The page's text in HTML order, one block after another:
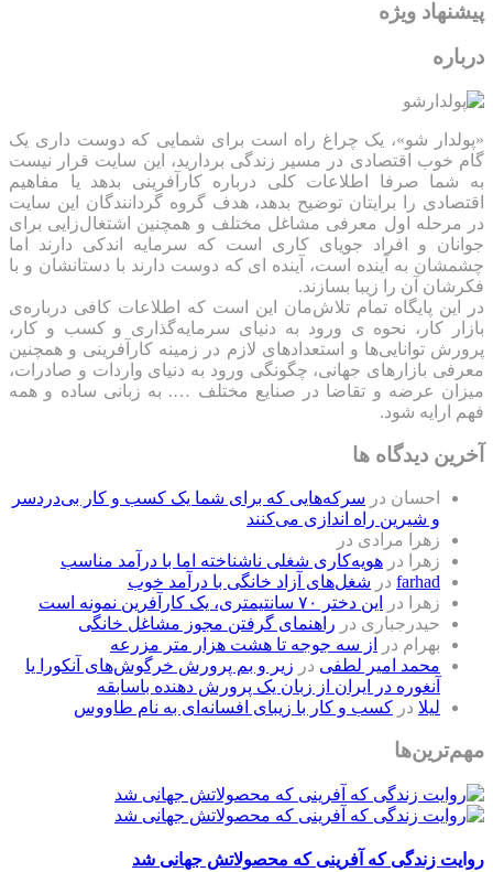
پیشنهاد ویژه
درباره
«پولدار شو»، یک چراغ راه است برای شمایی که دوست داری یک
گام خوب اقتصادی در مسیر زندگی بردارید، این سایت قرار نیست
به شما صرفا اطلاعات کلی درباره کارآفرینی بدهد یا مفاهیم
اقتصادی را برایتان توضیح بدهد، هدف گروه گردانندگان این سایت
در مرحله اول معرفی مشاغل مختلف و همچنین اشتغال‌زایی برای
جوانان و افراد جویای کاری است که سرمایه اندکی دارند اما
چشمشان به آینده است، آینده ای که دوست دارند با دستانشان و با
فکرشان آن را زیبا بسازند.
در این پایگاه تمام تلاش‌مان این است که ‌اطلاعات کافی درباره‌ی
بازار کار، نحوه ی ورود به دنیای سرمایه‌گذاری و کسب و کار،
پرورش توانایی‌ها و استعدادهای لازم در زمینه کارآفرینی و همچنین
معرفی بازارهای جهانی، چگونگی ورود به دنیای واردات و صادرات،
میزان عرضه و تقاضا در صنایع مختلف …. به زبانی ساده و همه
فهم ارایه شود.
آخرین دیدگاه ها
احسان در سرکه‌هایی که برای شما یک کسب و کار بی‌دردسر
و شیرین راه اندازی می‌کنند
زهرا مرادی در
زهرا
در هویه‌کاری شغلی ناشناخته اما با درآمد مناسب
farhad در شغل‌های آزاد خانگی با درآمد خوب
زهرا
در
این دختر ۷۰ سانتیمتری، یک کارآفرین نمونه است
حیدرجباری در راهنمای گرفتن مجوز مشاغل خانگی
بهرام در
از سه جوجه تا هشت هزار متر مزرعه
محمد امیر لطفی در زیر و بم پرورش خرگوش‌های آنکورا یا
آنغوره در ایران از زبان یک پرورش دهنده باسابقه
لیلا در کسب و کار با زیبای افسانه‌ای به نام طاووس
مهم‌ترین‌ها
روایت زندگی که آفرینی که محصولاتش جهانی شد